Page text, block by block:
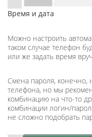
Время и дата
Можно настроить
таком случае телефон
или же задать время
Смена пароля, конечно,
телефона, но мы
комбинацию на что-то
комбинации логин/
не сложно подобрать